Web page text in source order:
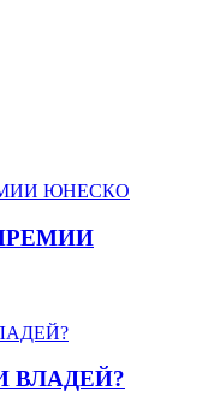
ВЛАДЕЙ?